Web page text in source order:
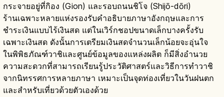
กระจายอยู่ที่กิอง (Gion) และรอบถนนชิโจ (Shijō-dōri)
ร้านเฉพาะหลายแห่งรองรับคำอธิบายภาษาอังกฤษและการ
ชำระเงินแบบไร้เงินสด แต่ในเวิร์กชอปขนาดเล็กบางครั้งรับ
เฉพาะเงินสด ดังนั้นการเตรียมเงินสดจำนวนเล็กน้อยจะอุ่นใจ
ในพิพิธภัณฑ์วาชิและศูนย์ข้อมูลของแหล่งผลิต ก็มีสิ่งอำนวย
ความสะดวกที่สามารถเรียนรู้ประวัติศาสตร์และวิธีการทำวาชิ
จากนิทรรศการหลายภาษา เหมาะเป็นจุดท่องเที่ยวในวันฝนตก
และสำหรับเที่ยวด้วยตัวเองด้วย